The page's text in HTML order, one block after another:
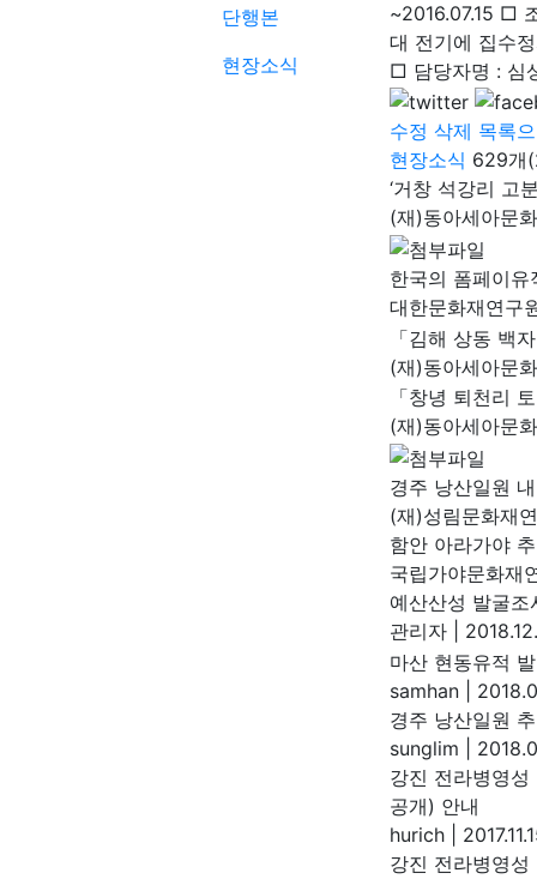
단행본
현장소식
~2016.07.15 □
대 전기에 집수
□ 담당자명 : 심
수정 삭제 목록
현장소식 629개
‘거창 석강리 고
(재)동아세아문
한국의 폼페이
대한문화재연구
「김해 상동 백
(재)동아세아문
「창녕 퇴천리
(재)동아세아문
경주 낭산일원
(재)성림문화재
함안 아라가야
국립가야문화재
예산산성 발굴
관리자
마산 현동유적
samhan
경주 낭산일원
sunglim
강진 전라병영
공개) 안내
hurich
강진 전라병영